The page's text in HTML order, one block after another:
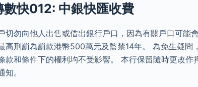
數快012: 中銀快匯收費
切勿向他人出售或借出銀行戶口，因為有關戶口可能
高刑罰為罰款港幣500萬元及監禁14年。 為免生疑問
款和條件下的權利均不受影響。 本行保留隨時更改作
。